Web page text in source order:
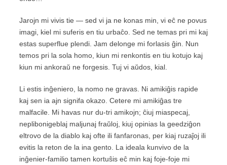
Jarojn mi vivis tie — sed vi ja ne konas min, vi eĉ ne povus
imagi, kiel mi suferis en tiu urbaĉo. Sed ne temas pri mi kaj
estas superflue plendi. Jam delonge mi forlasis ĝin. Nun
temos pri la sola homo, kiun mi renkontis en tiu kotujo kaj
kiun mi ankoraŭ ne forgesis. Tuj vi aŭdos, kial.
Li estis inĝeniero, la nomo ne gravas. Ni amikiĝis rapide
kaj sen ia ajn signifa okazo. Cetere mi amikiĝas tre
malfacile. Mi havas nur du-tri amikojn; ĉiuj miaspecaj,
neplibonigeblaj maljunaj fraŭloj, kiuj opinias la geedziĝon
eltrovo de la diablo kaj ofte ili fanfaronas, per kiaj ruzaĵoj ili
evitis la reton de la ina gento. La ideala kunvivo de la
inĝenier-familio tamen kortuŝis eĉ min kaj foje-foje mi